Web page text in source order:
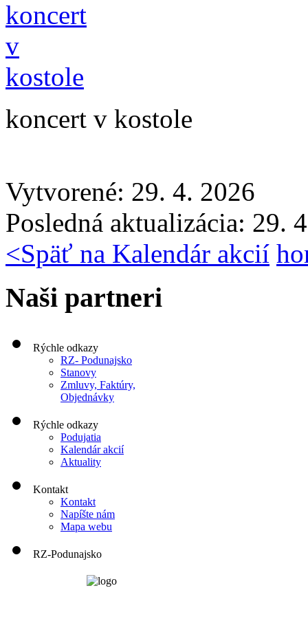
koncert v kostole
Vytvorené: 29. 4. 2026
Posledná aktualizácia: 29.
<Späť na Kalendár akcií
Naši partneri
Rýchle odkazy
RZ- Podunajsko
Stanovy
Zmluvy, Faktúry,
Objednávky
Rýchle odkazy
Podujatia
Kalendár akcií
Aktuality
Kontakt
Kontakt
Napíšte nám
Mapa webu
RZ-Podunajsko